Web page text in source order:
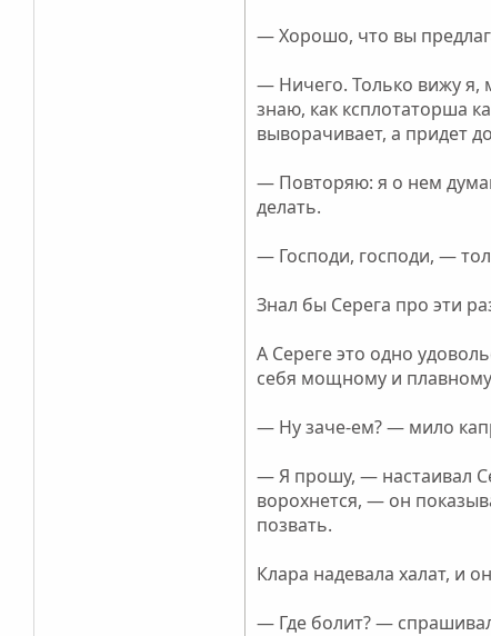
— Хорошо, что вы
— Ничего. Только вижу я,
знаю, как ксплотаторша
выворачивает, а придет
— Повторяю: я о нем
делать.
— Господи, господи, —
Знал бы Серега про эти
А Сереге это одно
себя мощному и плавному
— Ну заче-ем? — мило
— Я прошу, — настаивал
ворохнется, — он
позвать.
Клара надевала халат, и
— Где болит? —